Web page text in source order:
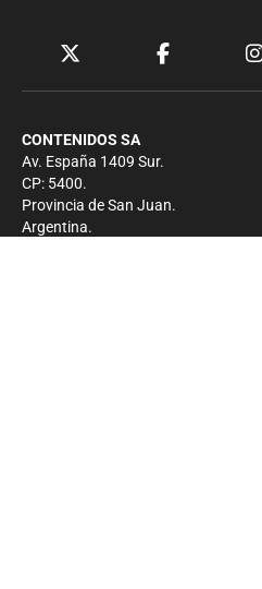
CONTENIDOS SA
Av. España 1409 Sur.
CP: 5400.
Provincia de San Juan.
Argentina.